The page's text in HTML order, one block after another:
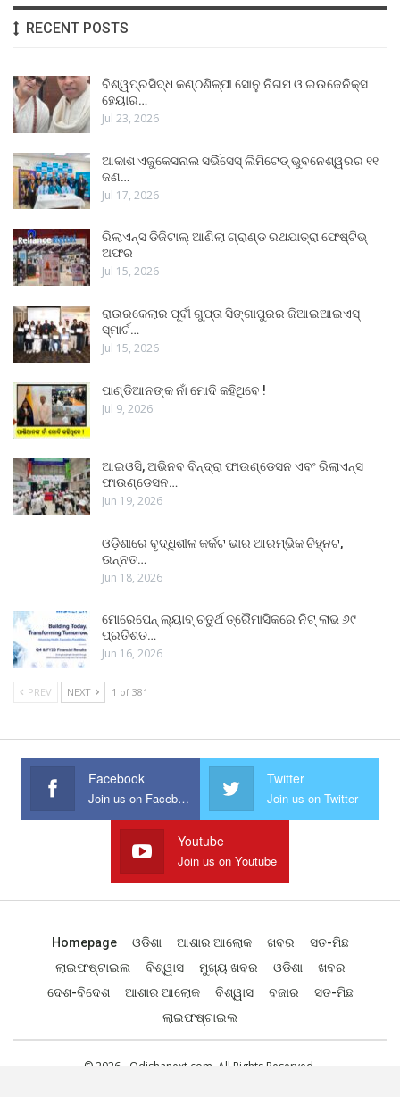
RECENT POSTS
ବିଶ୍ୱପ୍ରସିଦ୍ଧ କଣ୍ଠଶିଳ୍ପୀ ସୋନୁ ନିଗମ ଓ ଇଉଜେନିକ୍ସ
ହେୟାର…
Jul 23, 2026
ଆକାଶ ଏଜୁକେସନାଲ ସର୍ଭିସେସ୍ ଲିମିଟେଡ୍ ଭୁବନେଶ୍ୱରର ୧୧
ଜଣ…
Jul 17, 2026
ରିଲାଏନ୍ସ ଡିଜିଟାଲ୍ ଆଣିଲା ଗ୍ରାଣ୍ଡ ରଥଯାତ୍ରା ଫେଷ୍ଟିଭ୍
ଅଫର
Jul 15, 2026
ରାଉରକେଲାର ପୂର୍ବୀ ଗୁପ୍ତା ସିଙ୍ଗାପୁରର ଜିଆଇଆଇଏସ୍
ସ୍ମାର୍ଟ…
Jul 15, 2026
ପାଣ୍ଡିଆନଙ୍କ ନାଁ ମୋଦି କହିଥିବେ !
Jul 9, 2026
ଆଇଓସି, ଅଭିନବ ବିନ୍ଦ୍ରା ଫାଉଣ୍ଡେସନ ଏବଂ ରିଲାଏନ୍ସ
ଫାଉଣ୍ଡେସନ…
Jun 19, 2026
ଓଡ଼ିଶାରେ ବୃଦ୍ଧିଶୀଳ କର୍କଟ ଭାର ଆରମ୍ଭିକ ଚିହ୍ନଟ,
ଉନ୍ନତ…
Jun 18, 2026
ମୋରେପେନ୍ ଲ୍ୟାବ୍ ଚତୁର୍ଥ ତ୍ରୈମାସିକରେ ନିଟ୍ ଲାଭ ୬୯
ପ୍ରତିଶତ…
Jun 16, 2026
PREV NEXT 1 of 381
Facebook
Join us on Facebook
Twitter
Join us on Twitter
Youtube
Join us on Youtube
Homepage ଓଡିଶା ଆଶାର ଆଲୋକ ଖବର
ସତ-ମିଛ
ଲାଇଫଷ୍ଟାଇଲ
ବିଶ୍ୱାସ ମୁଖ୍ୟ ଖବର ଓଡିଶା
ଖବର
ଦେଶ-ବିଦେଶ
ଆଶାର ଆଲୋକ ବିଶ୍ୱାସ ବଜାର
ସତ-ମିଛ
ଲାଇଫଷ୍ଟାଇଲ
© 2026 - Odishanext.com. All Rights Reserved.